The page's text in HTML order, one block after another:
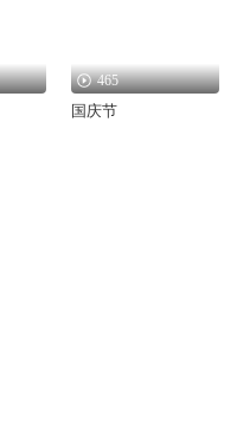
465
国庆节